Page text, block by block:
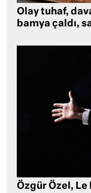
Olay tuhaf,
bamya çaldı,
Özgür Özel, Le